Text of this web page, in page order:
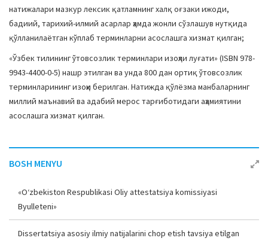
натижалари мазкур лексик қатламнинг халқ оғзаки ижоди,
бадиий, тарихий-илмий асарлар ҳамда жонли сўзлашув нутқида
қўлланилаётган кўплаб терминларни асослашга хизмат қилган;
«Ўзбек тилининг ўтовсозлик терминлари изоҳли луғати» (ISBN 978-
9943-4400-0-5) нашр этилган ва унда 800 дан ортиқ ўтовсозлик
терминларининг изоҳи берилган. Натижда қўлёзма манбаларнинг
миллий маънавий ва адабий мерос тарғиботидаги аҳамиятини
асослашга хизмат қилган.
BOSH MENYU
«O‘zbekiston Respublikasi Oliy attestatsiya komissiyasi
Byulleteni»
Dissertatsiya asosiy ilmiy natijalarini chop etish tavsiya etilgan